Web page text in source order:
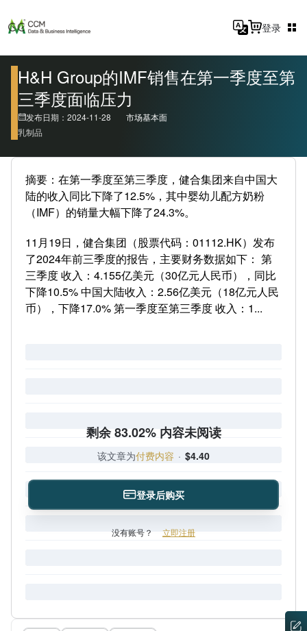
登录
H&H Group的IMF销售在第一季度至第
三季度面临压力
发布日期：2024-11-28
市场基本面
乳制品
摘要：在第一季度至第三季度，健合集团来自中国大
陆的收入同比下降了12.5%，其中婴幼儿配方奶粉
（IMF）的销量大幅下降了24.3%。
11月19日，健合集团（股票代码：01112.HK）发布
了2024年前三季度的报告，主要财务数据如下： 第
三季度 收入：4.155亿美元（30亿元人民币），同比
下降10.5% 中国大陆收入：2.56亿美元（18亿元人民
币），下降17.0% 第一季度至第三季度 收入：1...
剩余 83.02% 内容未阅读
该文章为付费内容 · $4.40
登录后购买
没有账号？ 立即注册